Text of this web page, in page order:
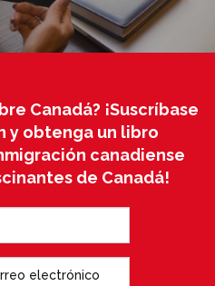
Canadá? ¡Suscríbase
y obtenga un libro
canadiense
de Canadá!